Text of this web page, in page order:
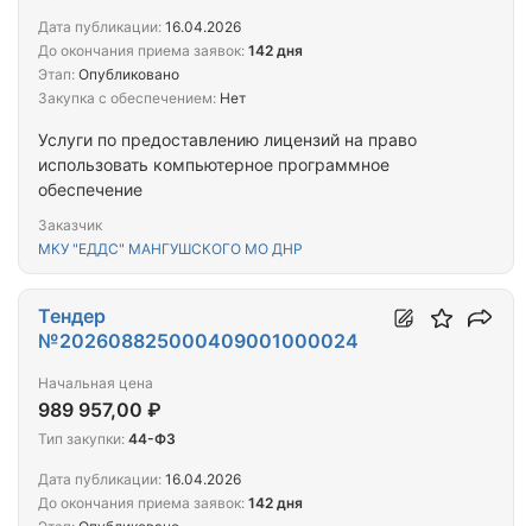
Услуги по предоставлению лицензий на право
использовать компьютерное программное
обеспечение
Заказчик
МКУ "ЕДДС" МАНГУШСКОГО МО ДНР
Дата публикации: 16.04.2026
До окончания приема заявок: 142 дня
Этап: Опубликовано
Закупка с обеспечением: Нет
Тендер
№202608825000409001000024
Начальная цена
989 957,00 ₽
Тип закупки: 44-ФЗ
Дата публикации: 16.04.2026
До окончания приема заявок: 142 дня